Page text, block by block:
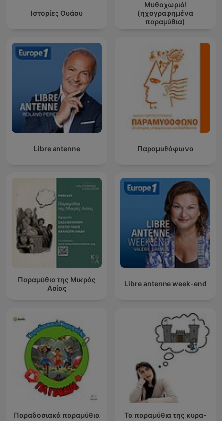
Ιστορίες Ουάου
Μυθοχωριό!
(ηχογραφημένα
παραμύθια)
Libre antenne Παραμυθόφωνο
Παραμύθια της Μικράς
Ασίας
Libre antenne week-end
Παραδοσιακά παραμύθια
Τα παραμύθια της κυρα-